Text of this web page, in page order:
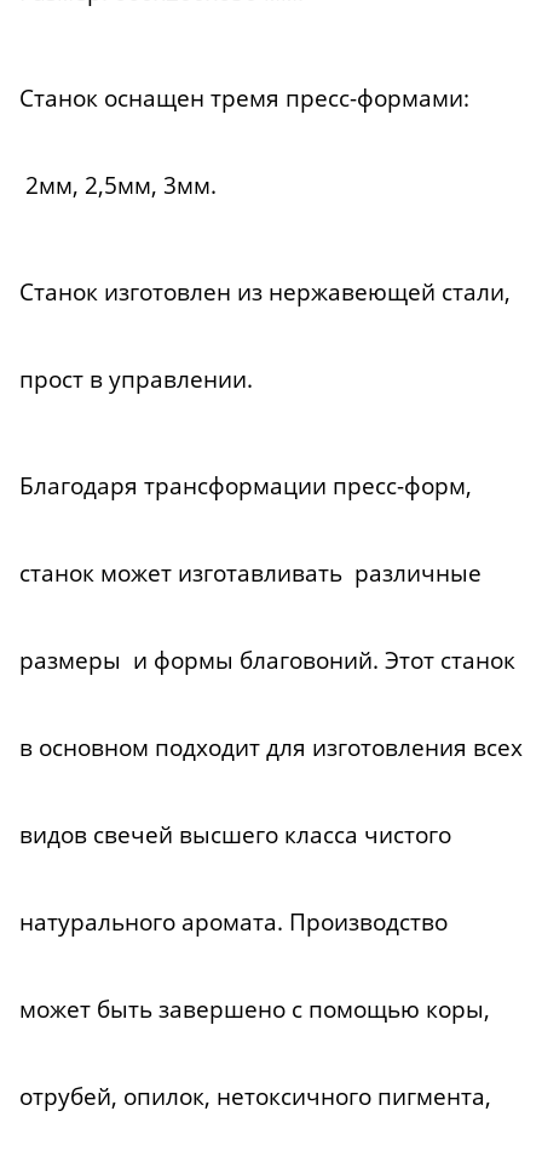
Станок оснащен тремя пресс-формами:
2мм, 2,5мм, 3мм.
Станок изготовлен из нержавеющей стали,
прост в управлении.
Благодаря трансформации пресс-форм,
станок может изготавливать различные
размеры и формы благовоний. Этот станок
в основном подходит для изготовления всех
видов свечей высшего класса чистого
натурального аромата. Производство
может быть завершено с помощью коры,
отрубей, опилок, нетоксичного пигмента,